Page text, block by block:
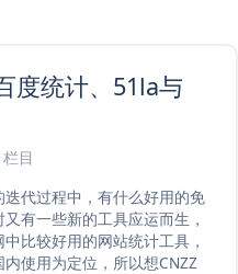
度统计、51la与
栏目
代过程中，有什么好用的免
有一些新的工具应运而生，
比较好用的网站统计工具，
使用为定位，所以想CNZZ